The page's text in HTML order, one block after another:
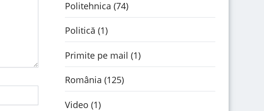
Politehnica (74)
Politică (1)
Primite pe mail (1)
România (125)
Video (1)